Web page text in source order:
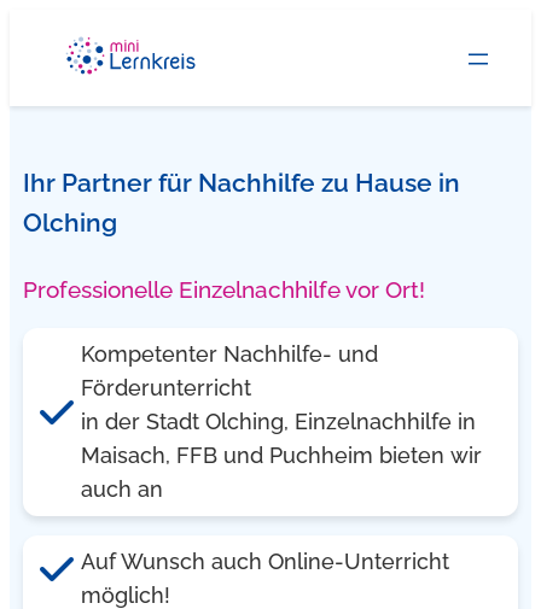
springen
Ihr Partner für Nachhilfe zu Hause in
Olching
Professionelle Einzelnachhilfe vor Ort!
Kompetenter Nachhilfe- und
Förderunterricht
in der Stadt Olching, Einzelnachhilfe in
Maisach, FFB und Puchheim bieten wir
auch an
Auf Wunsch auch Online-Unterricht
möglich!